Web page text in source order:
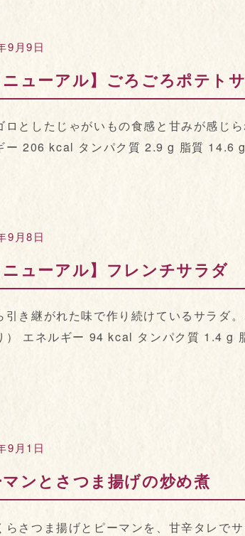
9月9日
ニューアル】ごろごろポテト
ロとしたじゃがいもの食感と甘みが感じ
ー 206 kcal タンパク質 2.9 g 脂質 14.6
9月8日
ニューアル】フレンチサラダ
引き継がれた味で作り続けているサラダ
） エネルギー 94 kcal タンパク質 1.4 g
9月1日
マンとさつま揚げの炒め煮
らさつま揚げとピーマンを、甘辛タレで